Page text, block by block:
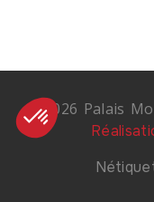
© 2026 Palais